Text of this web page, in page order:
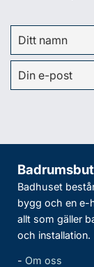
Badhuset
bygg och en e-
allt som gäller
och installation.
- Om oss